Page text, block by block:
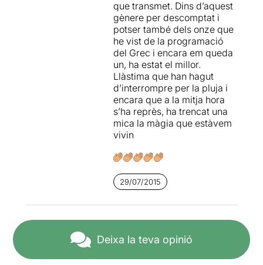
que transmet. Dins d’aquest
gènere per descomptat i
potser també dels onze que
he vist de la programació
del Grec i encara em queda
un, ha estat el millor.
Llàstima que han hagut
d’interrompre per la pluja i
encara que a la mitja hora
s’ha reprès, ha trencat una
mica la màgia que estàvem
vivin
29/07/2015
Deixa la teva opinió